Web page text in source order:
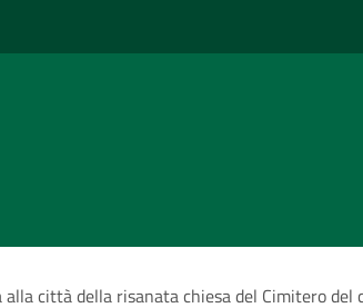
città della risanata chiesa del Cimitero del